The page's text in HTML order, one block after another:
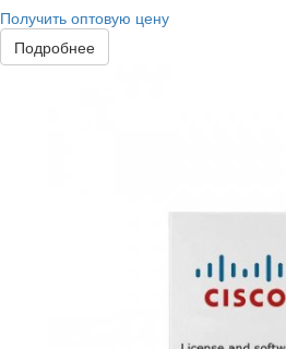
Получить оптовую цену
Подробнее